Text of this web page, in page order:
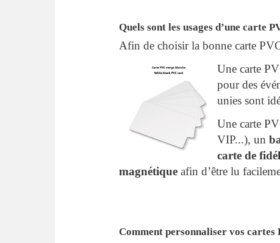
Quels sont les usages d’une carte
Afin de choisir la bonne carte
Une carte
pour des
unies sont
Une carte
VIP...), un
carte de
magnétique afin d’être lu
Comment personnaliser vos cartes